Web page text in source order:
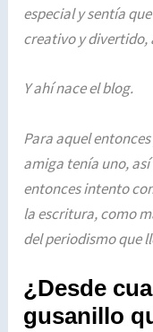
especial y sentía
creativo y divertido,
Y ahí nace el blog.
Para aquel
amiga tenía uno, así
entonces intento
la escritura, como
del periodismo que
¿Desde
gusanillo